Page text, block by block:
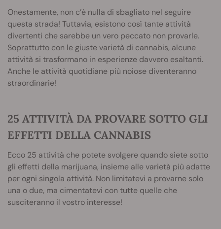
Onestamente, non c’è nulla di sbagliato nel seguire
questa strada! Tuttavia, esistono così tante attività
divertenti che sarebbe un vero peccato non provarle.
Soprattutto con le giuste varietà di cannabis, alcune
attività si trasformano in esperienze davvero esaltanti.
Anche le attività quotidiane più noiose diventeranno
straordinarie!
25 ATTIVITÀ DA PROVARE SOTTO GLI
EFFETTI DELLA CANNABIS
Ecco 25 attività che potete svolgere quando siete sotto
gli effetti della marijuana, insieme alle varietà più adatte
per ogni singola attività. Non limitatevi a provarne solo
una o due, ma cimentatevi con tutte quelle che
susciteranno il vostro interesse!